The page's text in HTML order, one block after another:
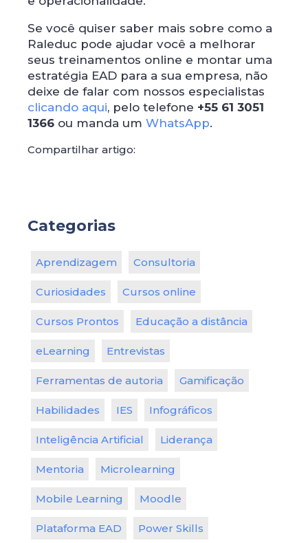
Se você quiser saber mais sobre como a
Raleduc pode ajudar você a melhorar
seus treinamentos online e montar uma
estratégia EAD para a sua empresa, não
deixe de falar com nossos especialistas
clicando aqui, pelo telefone +55 61 3051
1366 ou manda um WhatsApp.
Compartilhar artigo:
Categorias
Aprendizagem Consultoria
Curiosidades Cursos online
Cursos Prontos Educação a distância
eLearning Entrevistas
Ferramentas de autoria Gamificação
Habilidades IES Infográficos
Inteligência Artificial Liderança
Mentoria Microlearning
Mobile Learning Moodle
Plataforma EAD Power Skills